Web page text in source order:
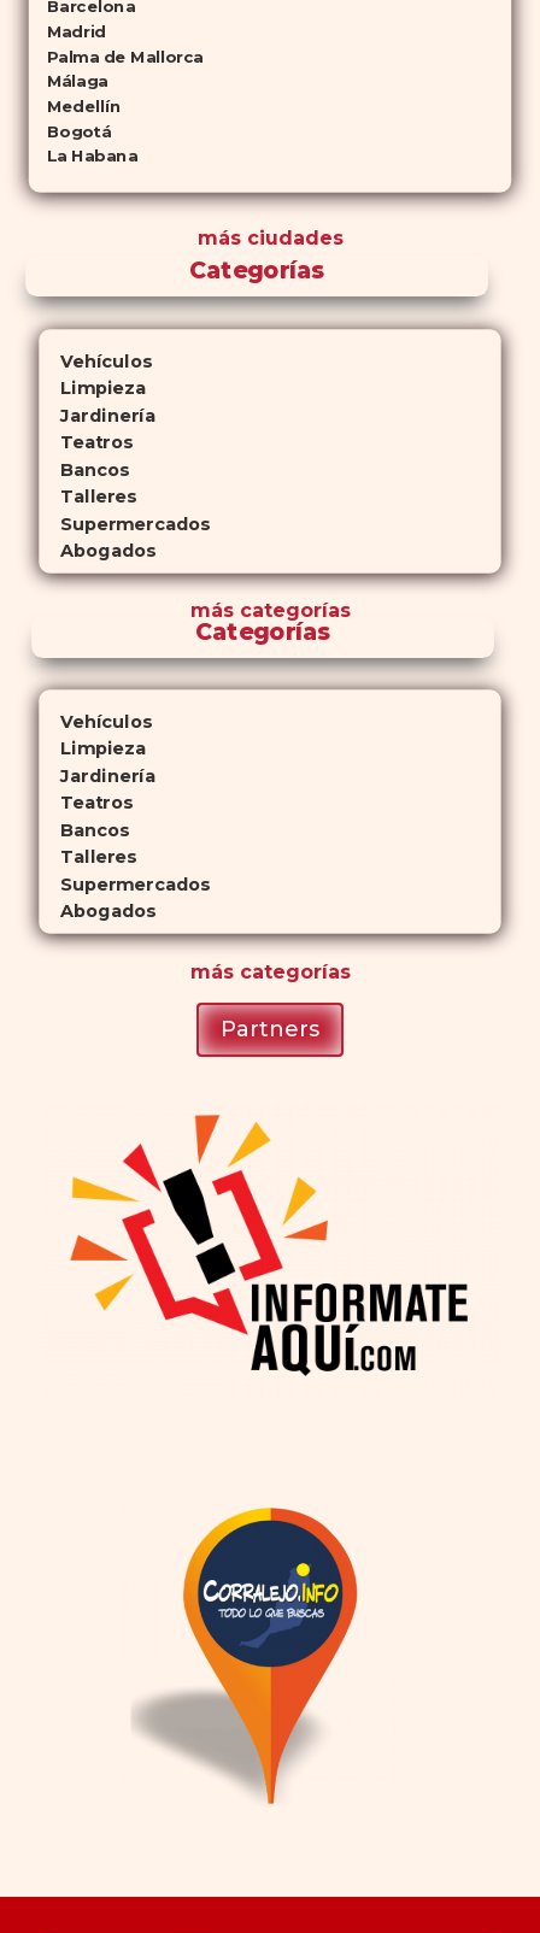
Barcelona
Madrid
Palma de Mallorca
Málaga
Medellín
Bogotá
La Habana
más ciudades
Categorías
Vehículos
Limpieza
Jardinería
Teatros
Bancos
Talleres
Supermercados
Abogados
máscategorías
Categorías
Vehículos
Limpieza
Jardinería
Teatros
Bancos
Talleres
Supermercados
Abogados
máscategorías
Partners